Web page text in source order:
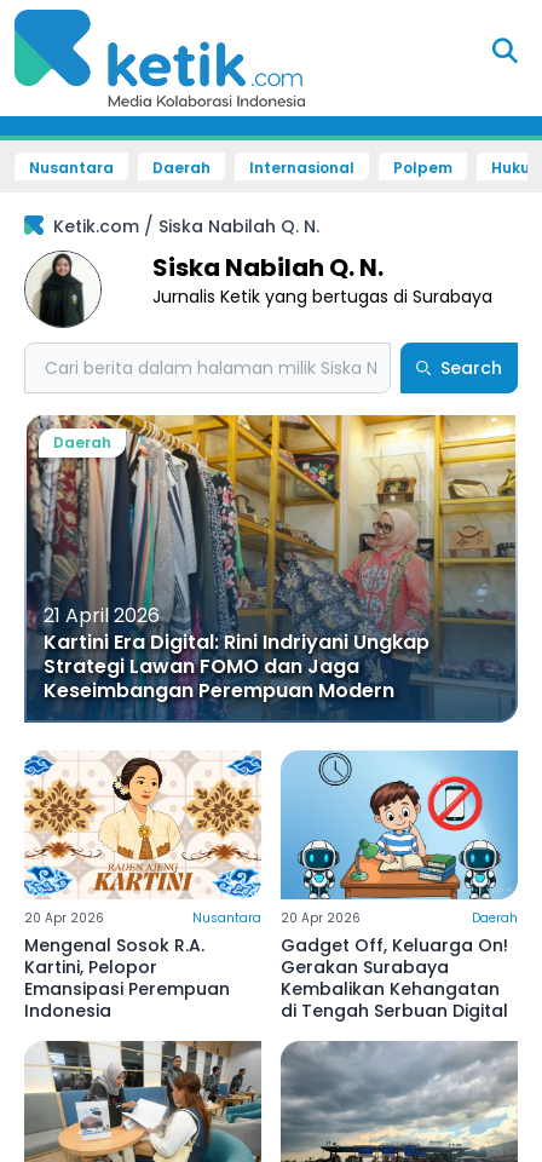
Nusantara Daerah Internasional Polpem
Ketik.com / Siska Nabilah Q. N.
Siska Nabilah Q. N.
Jurnalis Ketik yang bertugas di Surabaya
Search Search
21 April 2026
Kartini Era Digital: Rini Indriyani Ungkap
Strategi Lawan FOMO dan Jaga
Keseimbangan Perempuan Modern
Daerah
20 Apr 2026 Nusantara
Mengenal Sosok R.A.
Kartini, Pelopor
Emansipasi Perempuan
Indonesia
20 Apr 2026 Daerah
Gadget Off, Keluarga On!
Gerakan Surabaya
Kembalikan Kehangatan
di Tengah Serbuan Digital